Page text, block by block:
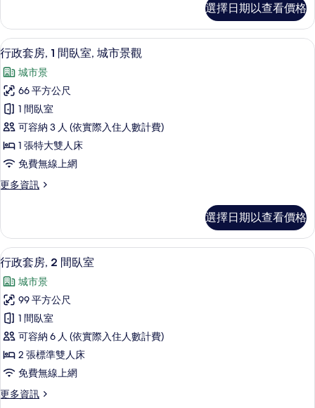
雙
人
床,
城
市
景
觀
的
所
有
客
房,
1
張
特
大
雙
人
床,
城
市
景
的
選擇日期以查看價格
顯
示
行
政
套
房,
1
間
臥
城
市
景
觀
的
所
有
相
片
高級寢具、舒適加層、迷你吧、客房
9
行政套房, 1 間臥室, 城市景觀
城市景
66 平方公尺
1 間臥室
可容納 3 人 (依實際入住人數計費)
1 張特大雙人床
免費無線上網
更多資訊
更
套
房,
1
間
臥
室,
城
市
景
觀
的
詳
選擇日期以查看價格
顯
示
行
政
套
房,
2
間
臥
高級寢具、舒適加層、迷你吧、客房
12
行政套房, 2 間臥室
城市景
99 平方公尺
1 間臥室
可容納 6 人 (依實際入住人數計費)
2 張標準雙人床
免費無線上網
更多資訊
更